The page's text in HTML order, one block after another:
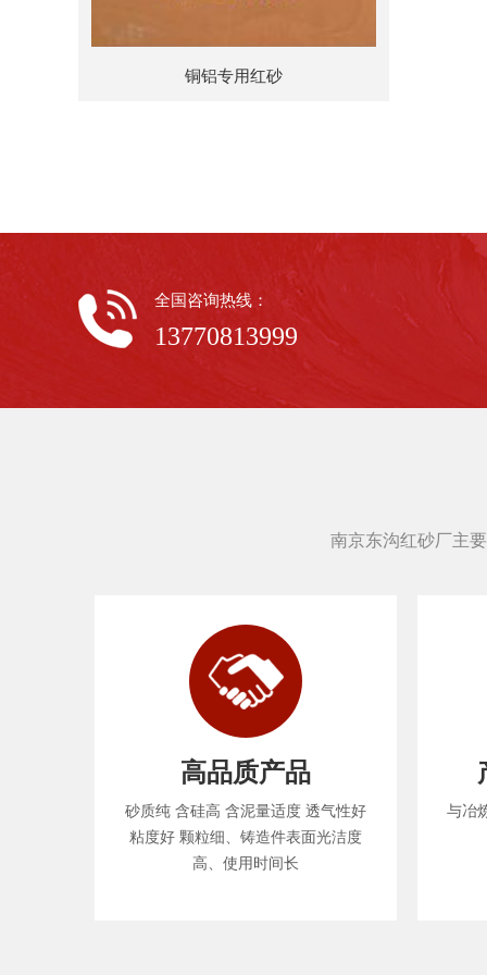
铜铝专用红砂
全国咨询热线：
13770813999
南京东沟红砂厂主
高品质产品
砂质纯 含硅高 含泥量适度 透气性好
粘度好 颗粒细、铸造件表面光洁度
高、使用时间长
与冶